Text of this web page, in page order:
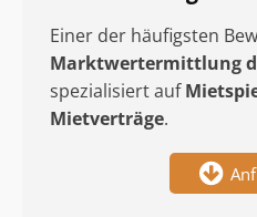
Einer der häufigsten
Marktwertermittlung
spezialisiert auf
Mietverträge.